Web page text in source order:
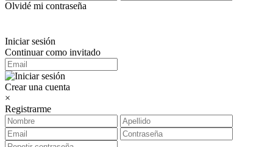
Olvidé mi contraseña
Iniciar sesión
Continuar como invitado
Crear una cuenta
×
Registrarme